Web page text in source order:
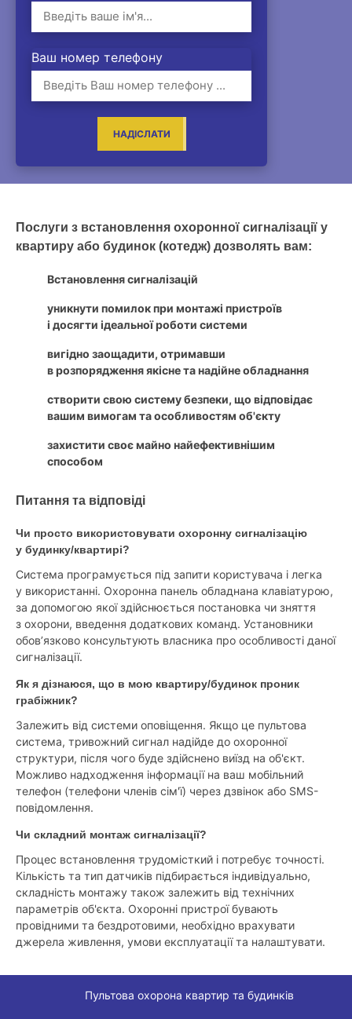
Ваш номер телефону
НАДІСЛАТИ
Послуги з встановлення охоронної сигналізації у
квартиру або будинок (котедж) дозволять вам:
Встановлення сигналізацій
уникнути помилок при монтажі пристроїв
і досягти ідеальної роботи системи
вигідно заощадити, отримавши
в розпорядження якісне та надійне обладнання
створити свою систему безпеки, що відповідає
вашим вимогам та особливостям об'єкту
захистити своє майно найефективнішим
способом
Питання та відповіді
Чи просто використовувати охоронну сигналізацію
у будинку/квартирі?
Система програмується під запити користувача і легка
у використанні. Охоронна панель обладнана клавіатурою,
за допомогою якої здійснюється постановка чи зняття
з охорони, введення додаткових команд. Установники
обов’язково консультують власника про особливості даної
сигналізації.
Як я дізнаюся, що в мою квартиру/будинок проник
грабіжник?
Залежить від системи оповіщення. Якщо це пультова
система, тривожний сигнал надійде до охоронної
структури, після чого буде здійснено виїзд на об'єкт.
Можливо надходження інформації на ваш мобільний
телефон (телефони членів сім'ї) через дзвінок або SMS-
повідомлення.
Чи складний монтаж сигналізації?
Процес встановлення трудомісткий і потребує точності.
Кількість та тип датчиків підбирається індивідуально,
складність монтажу також залежить від технічних
параметрів об'єкта. Охоронні пристрої бувають
провідними та бездротовими, необхідно врахувати
джерела живлення, умови експлуатації та налаштувати.
Пультова охорона квартир та будинків